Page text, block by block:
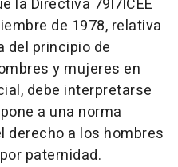
la Directiva 79l7lCEE
de 1978, relativa
del principio de
y mujeres en
debe interpretarse
a una norma
derecho a los hombres
paternidad.